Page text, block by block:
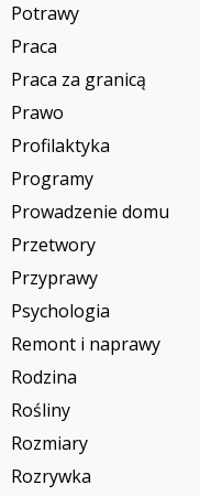
Potrawy
Praca
Praca za granicą
Prawo
Profilaktyka
Programy
Prowadzenie domu
Przetwory
Przyprawy
Psychologia
Remont i naprawy
Rodzina
Rośliny
Rozmiary
Rozrywka